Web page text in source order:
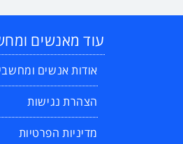
עוד מאנשים
אודות אנשים
הצהרת נגישות
מדיניות הפרטיות